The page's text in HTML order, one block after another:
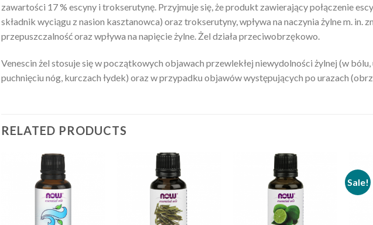
zawartości 17 % escyny i trokserutynę. Przyjmuje się, że produkt zawierający połączenie
składnik wyciągu z nasion kasztanowca) oraz trokserutyny, wpływa na naczynia żylne m. in.
przepuszczalność oraz wpływa na napięcie żylne. Żel działa przeciwobrzękowo.
Venescin żel stosuje się w początkowych objawach przewlekłej niewydolności żylnej (w
puchnięciu nóg, kurczach łydek) oraz w przypadku objawów występujących po urazach
RELATED PRODUCTS
Wishlist
Sale!